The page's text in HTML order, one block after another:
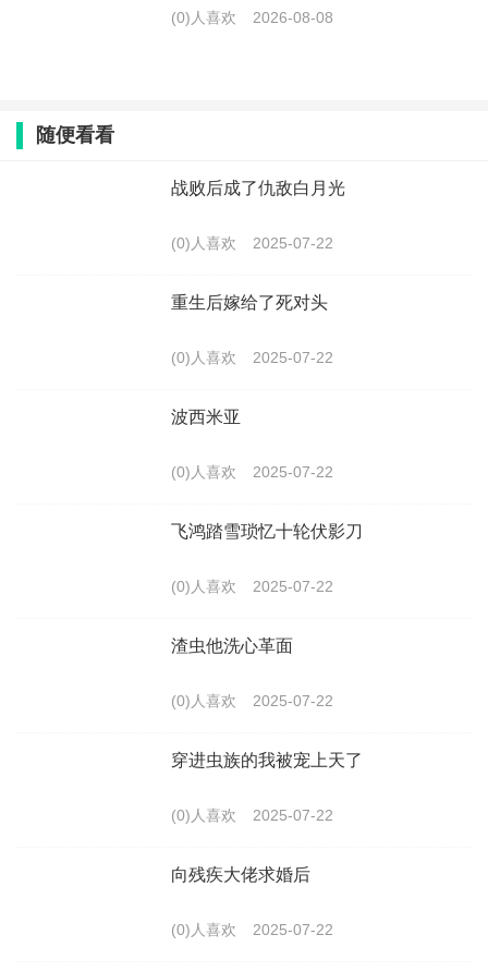
(0)人喜欢 2026-08-08
随便看看
战败后成了仇敌白月光
(0)人喜欢 2025-07-22
重生后嫁给了死对头
(0)人喜欢 2025-07-22
波西米亚
(0)人喜欢 2025-07-22
飞鸿踏雪琐忆十轮伏影刀
(0)人喜欢 2025-07-22
渣虫他洗心革面
(0)人喜欢 2025-07-22
穿进虫族的我被宠上天了
(0)人喜欢 2025-07-22
向残疾大佬求婚后
(0)人喜欢 2025-07-22